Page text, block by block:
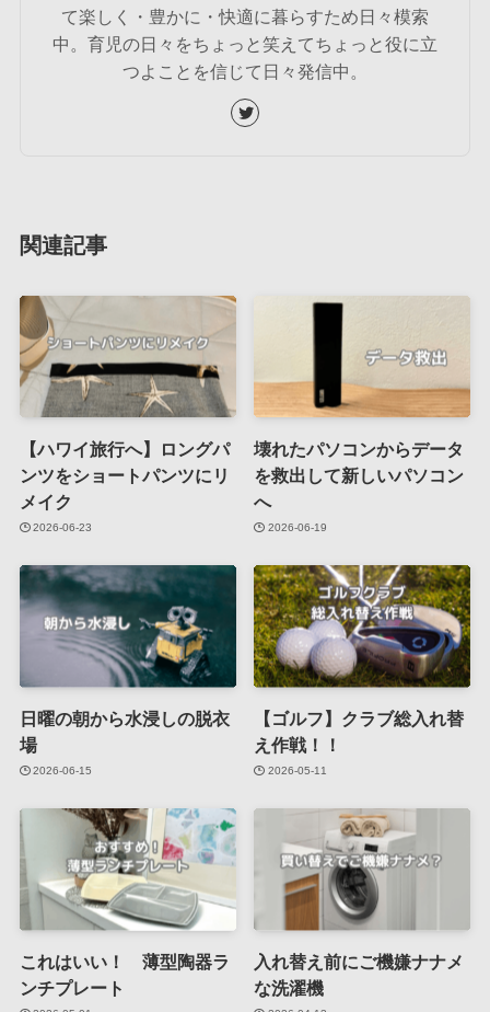
て楽しく・豊かに・快適に暮らすため日々模索
中。育児の日々をちょっと笑えてちょっと役に立
つよことを信じて日々発信中。
関連記事
【ハワイ旅行へ】ロングパ
ンツをショートパンツにリ
メイク
2026-06-23
壊れたパソコンからデータ
を救出して新しいパソコン
へ
2026-06-19
日曜の朝から水浸しの脱衣
場
2026-06-15
【ゴルフ】クラブ総入れ替
え作戦！！
2026-05-11
これはいい！ 薄型陶器ラ
ンチプレート
入れ替え前にご機嫌ナナメ
な洗濯機